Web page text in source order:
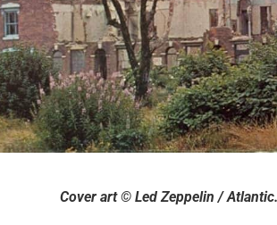
Cover art © Led Zeppelin /